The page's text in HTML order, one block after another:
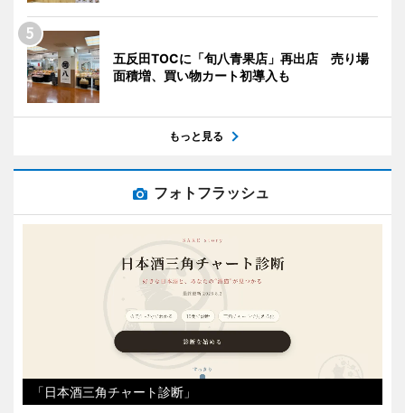
五反田TOCに「旬八青果店」再出店 売り場
面積増、買い物カート初導入も
もっと見る
フォトフラッシュ
「日本酒三角チャート診断」